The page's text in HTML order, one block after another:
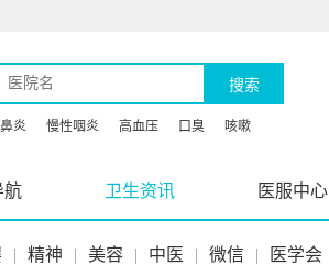
搜索
鼻炎 慢性咽炎 高血压 口臭 咳嗽
航 卫生资讯 医服中心
| 精神 | 美容 | 中医 | 微信 | 医学会